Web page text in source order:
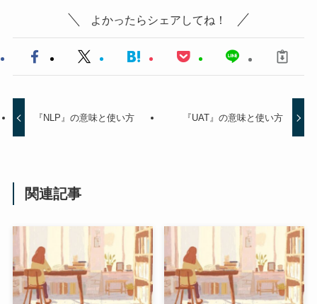
よかったらシェアしてね！
『NLP』の意味と使い方 『UAT』の意味と使い方
関連記事